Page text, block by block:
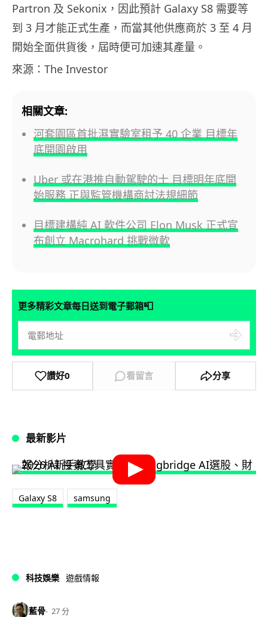
Partron 及 Sekonix，因此預計 Galaxy S8 需要等
到 3 月才能正式生產，而當其他供應商於 3 至 4 月
開始全面供貨後，屆時便可加速其產量。
來源：The Investor
相關文章:
河套園區首批濕實驗室租予 40 企業 目標年
底開園啟用
Uber 或在港推自動駕駛的士 目標明年底開
始服務 正與監管機構商討法規細節
目標建構純 AI 軟件公司 Elon Musk 正式宣
布創立 Macrohard 挑戰微軟
更多精彩文章每日送到電子郵箱📮
讚好0 看留言 分享
最新影片
Galaxy S8 samsung
科技娛樂 遊戲情報
藍骨 27 分